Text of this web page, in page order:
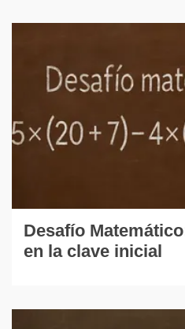
Desafío
en la clave inicial